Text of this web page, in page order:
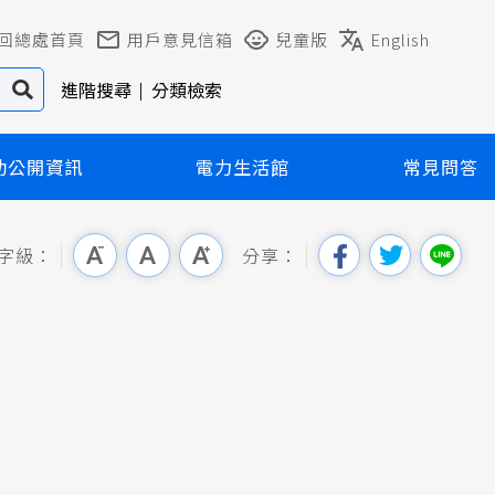
總處首頁 用戶意見信箱 兒童版 English
進階搜尋 分類檢索
公開資訊 電力生活館 常見問答
級： 分享：